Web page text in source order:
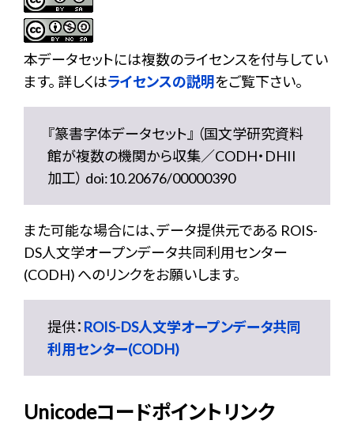
本データセットには複数のライセンスを付与してい
ます。 詳しくはライセンスの説明をご覧下さい。
『篆書字体データセット』 （国文学研究資料
館が複数の機関から収集／CODH・DHII
加工） doi:10.20676/00000390
また可能な場合には、データ提供元である ROIS-
DS人文学オープンデータ共同利用センター
(CODH) へのリンクをお願いします。
提供： ROIS-DS人文学オープンデータ共同
利用センター(CODH)
Unicodeコードポイントリンク